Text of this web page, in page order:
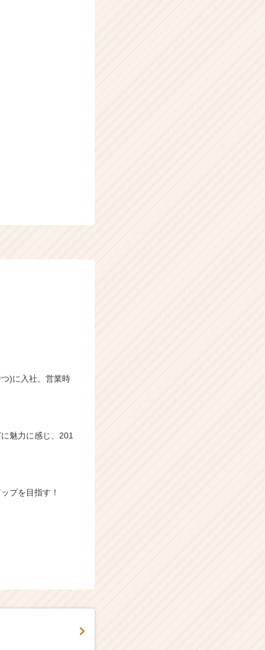
)に入社。営業時
魅力に感じ、201
プを目指す！